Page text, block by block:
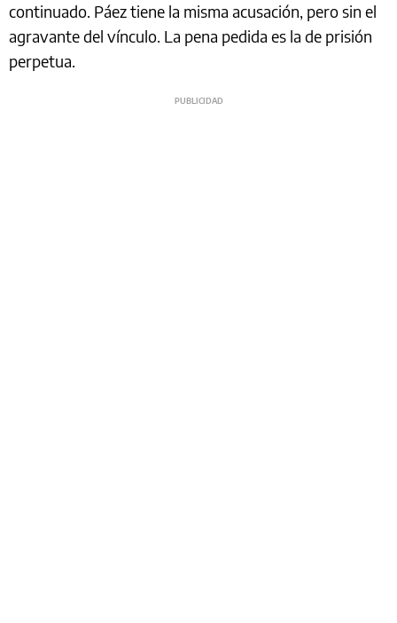
continuado. Páez tiene la misma acusación, pero sin el
agravante del vínculo. La pena pedida es la de prisión
perpetua.